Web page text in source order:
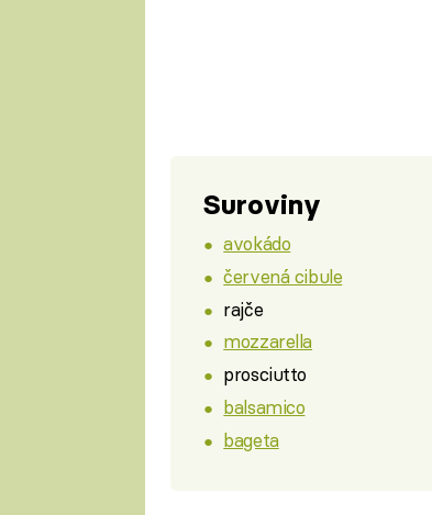
Suroviny
avokádo
červená cibule
rajče
mozzarella
prosciutto
balsamico
bageta